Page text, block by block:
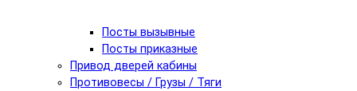
Посты вызывные
Посты приказные
Привод дверей кабины
Противовесы / Грузы / Тяги